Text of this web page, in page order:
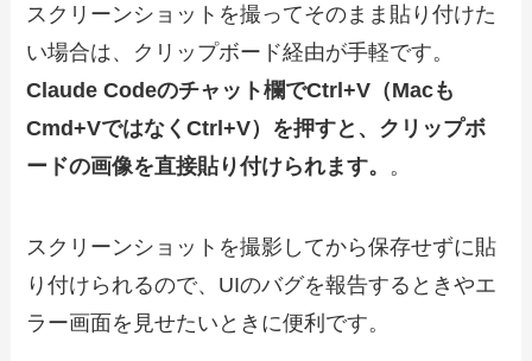
スクリーンショットを撮ってそのまま貼り付けた
い場合は、クリップボード経由が手軽です。
Claude Codeのチャット欄でCtrl+V（Macも
Cmd+VではなくCtrl+V）を押すと、クリップボ
ードの画像を直接貼り付けられます。 。
スクリーンショットを撮影してから保存せずに貼
り付けられるので、UIのバグを報告するときやエ
ラー画面を見せたいときに便利です。